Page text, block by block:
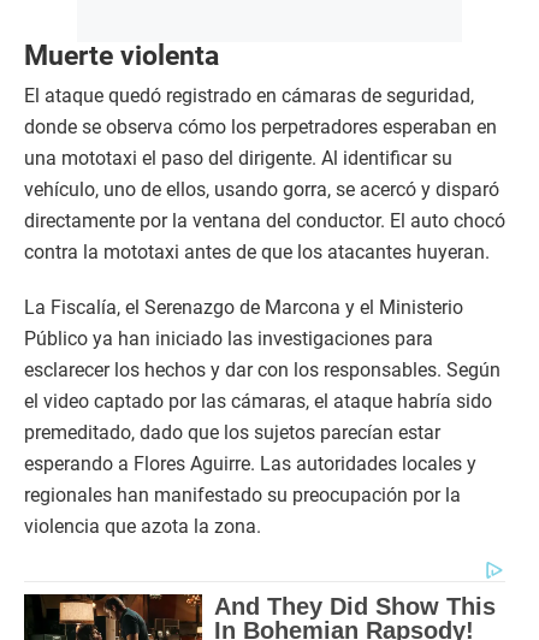
Muerte violenta
El ataque quedó registrado en cámaras de seguridad,
donde se observa cómo los perpetradores esperaban en
una mototaxi el paso del dirigente. Al identificar su
vehículo, uno de ellos, usando gorra, se acercó y disparó
directamente por la ventana del conductor. El auto chocó
contra la mototaxi antes de que los atacantes huyeran.
La Fiscalía, el Serenazgo de Marcona y el Ministerio
Público ya han iniciado las investigaciones para
esclarecer los hechos y dar con los responsables. Según
el video captado por las cámaras, el ataque habría sido
premeditado, dado que los sujetos parecían estar
esperando a Flores Aguirre. Las autoridades locales y
regionales han manifestado su preocupación por la
violencia que azota la zona.